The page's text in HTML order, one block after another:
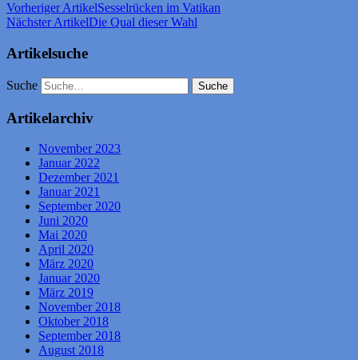
Vorheriger ArtikelSesselrücken im Vatikan
Nächster ArtikelDie Qual dieser Wahl
Artikelsuche
Suche
Artikelarchiv
November 2023
Januar 2022
Dezember 2021
Januar 2021
September 2020
Juni 2020
Mai 2020
April 2020
März 2020
Januar 2020
März 2019
November 2018
Oktober 2018
September 2018
August 2018